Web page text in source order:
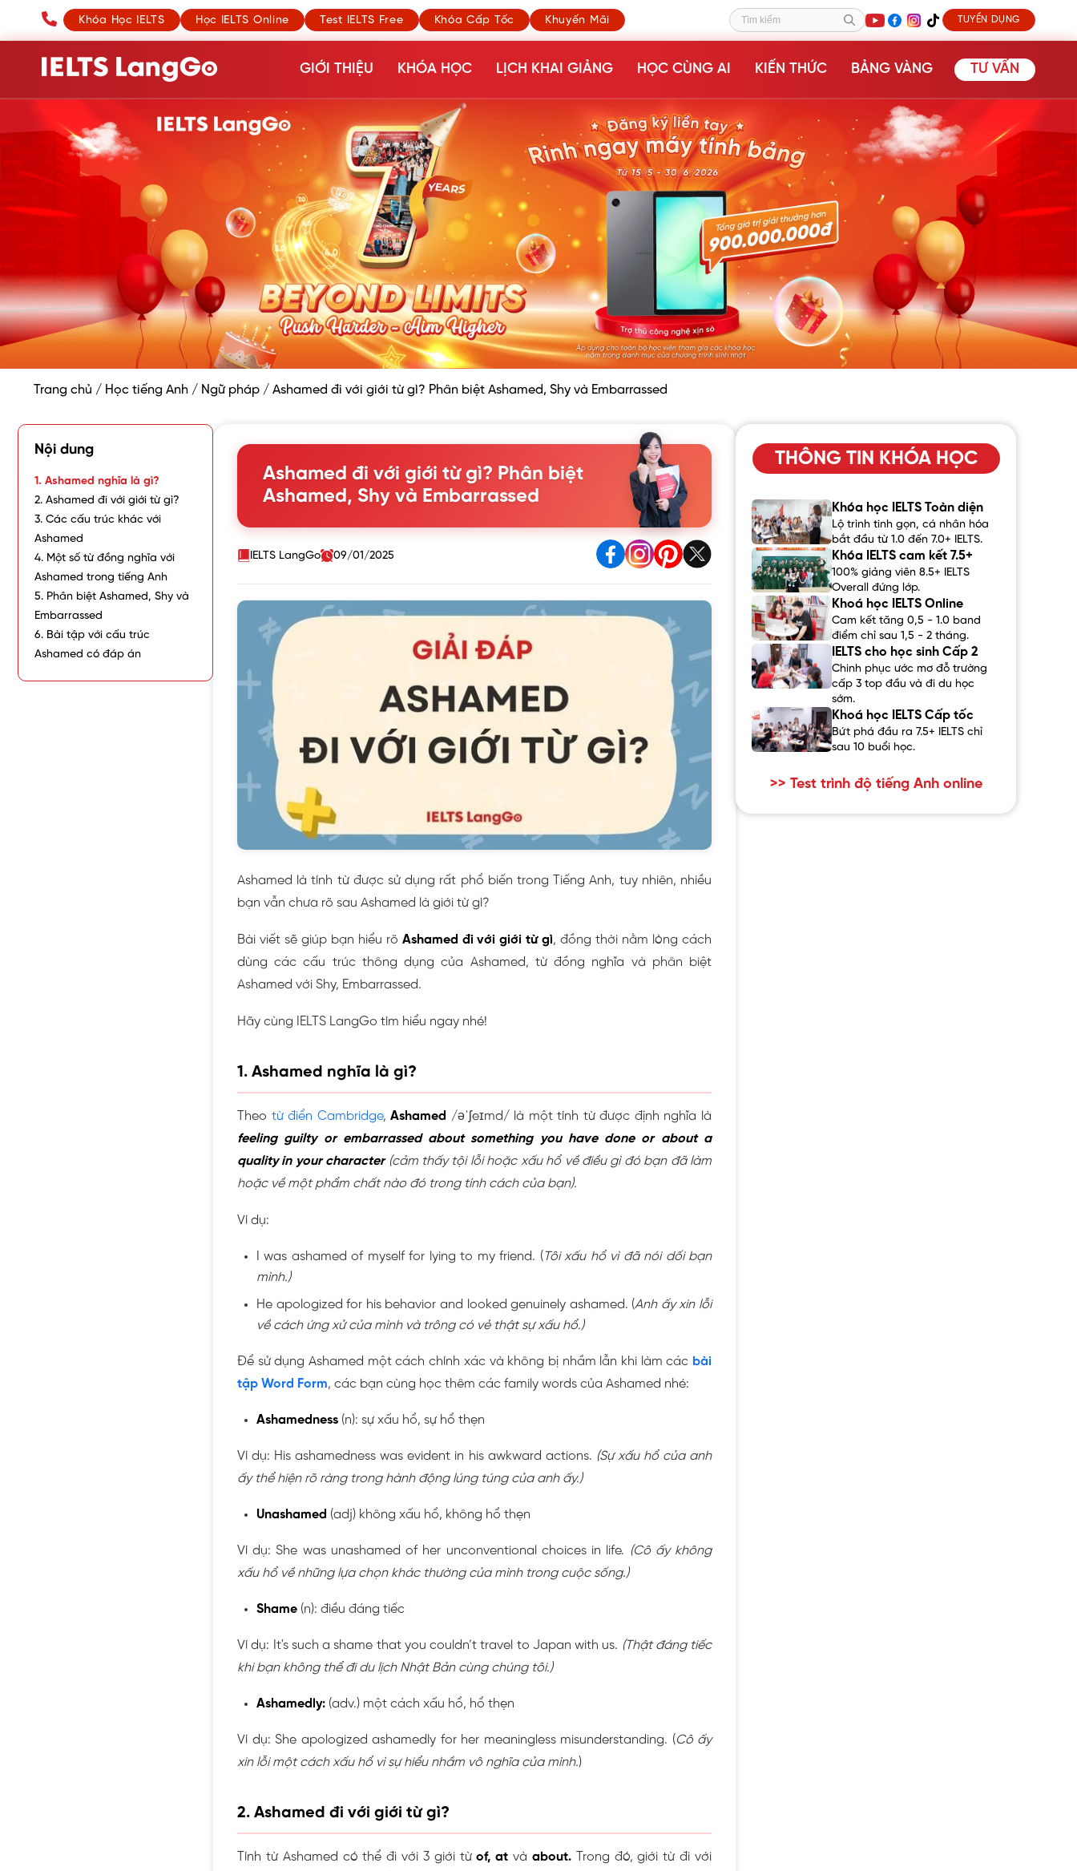
Khóa Học IELTS Học IELTS Online Test IELTS Free Khóa Cấp Tốc Khuyến Mãi Tìm kiếm TUYỂN DỤNG
GIỚI THIỆU KHÓA HỌC LỊCH KHAI GIẢNG HỌC CÙNG AI KIẾN THỨC BẢNG VÀNG TƯ VẤN
Trang chủ / Học tiếng Anh / Ngữ pháp / Ashamed đi với giới từ gì? Phân biệt Ashamed, Shy và Embarrassed
Nội dung
1. Ashamed nghĩa là gì?
2. Ashamed đi với giới từ gì?
3. Các cấu trúc khác với
Ashamed
4. Một số từ đồng nghĩa với
Ashamed trong tiếng Anh
5. Phân biệt Ashamed, Shy và
Embarrassed
6. Bài tập với cấu trúc
Ashamed có đáp án
Ashamed đi với giới từ gì? Phân biệt
Ashamed, Shy và Embarrassed
IELTS LangGo 09/01/2025
Ashamed là tính từ được sử dụng rất phổ biến trong Tiếng Anh, tuy nhiên, nhiều
bạn vẫn chưa rõ sau Ashamed là giới từ gì?
Bài viết sẽ giúp bạn hiểu rõ Ashamed đi với giới từ gì, đồng thời nằm lòng cách
dùng các cấu trúc thông dụng của Ashamed, từ đồng nghĩa và phân biệt
Ashamed với Shy, Embarrassed.
Hãy cùng IELTS LangGo tìm hiểu ngay nhé!
1. Ashamed nghĩa là gì?
Theo từ điển Cambridge,Ashamed /əˈʃeɪmd/ là một tính từ được định nghĩa là
feeling guilty or embarrassed about something you have done or about a
quality in your character(cảm thấy tội lỗi hoặc xấu hổ về điều gì đó bạn đã làm
hoặc về một phẩm chất nào đó trong tính cách của bạn).
Ví dụ:
I was ashamed of myself for lying to my friend. ( Tôi xấu hổ vì đã nói dối bạn
mình.)
He apologized for his behavior and looked genuinely ashamed. (Anh ấy xin lỗi
về cách ứng xử của mình và trông có vẻ thật sự xấu hổ.)
Để sử dụng Ashamed một cách chính xác và không bị nhầm lẫn khi làm các bài
tập Word Form, các bạn cùng học thêm các family words của Ashamed nhé:
Ashamedness (n): sự xấu hổ, sự hổ thẹn
Ví dụ: His ashamedness was evident in his awkward actions. (Sự xấu hổ của anh
ấy thể hiện rõ ràng trong hành động lúng túng của anh ấy.)
Unashamed (adj) không xấu hổ, không hổ thẹn
Ví dụ: She was unashamed of her unconventional choices in life. (Cô ấy không
xấu hổ về những lựa chọn khác thường của mình trong cuộc sống.)
Shame (n): điều đáng tiếc
Ví dụ: It's such a shame that you couldn’t travel to Japan with us. (Thật đáng tiếc
khi bạn không thể đi du lịch Nhật Bản cùng chúng tôi.)
Ashamedly: (adv.) một cách xấu hổ, hổ thẹn
Ví dụ: She apologized ashamedly for her meaningless misunderstanding. (Cô ấy
xin lỗi một cách xấu hổ vì sự hiểu nhầm vô nghĩa của mình.)
2. Ashamed đi với giới từ gì?
Tính từ Ashamed có thể đi với 3 giới từof, atvà about.Trong đó, giới từ đi với
THÔNG TIN KHÓA HỌC
Khóa học IELTS Toàn diện
Lộ trình tinh gọn, cá nhân hóa
bắt đầu từ 1.0 đến 7.0+ IELTS.
Khóa IELTS cam kết 7.5+
100% giảng viên 8.5+ IELTS
Overall đứng lớp.
Khoá học IELTS Online
Cam kết tăng 0,5 - 1.0 band
điểm chỉ sau 1,5 - 2 tháng.
IELTS cho học sinh Cấp 2
Chinh phục ước mơ đỗ trường
cấp 3 top đầu và đi du học
sớm.
Khoá học IELTS Cấp tốc
Bứt phá đầu ra 7.5+ IELTS chỉ
sau 10 buổi học.
>> Test trình độ tiếng Anh online